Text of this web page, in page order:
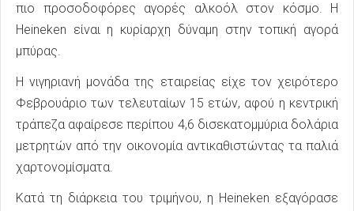
πιο προσοδοφόρες αγορές αλκοόλ στον κόσμο. Η
Heineken είναι η κυρίαρχη δύναμη στην τοπική αγορά
μπύρας.
Η νιγηριανή μονάδα της εταιρείας είχε τον χειρότερο
Φεβρουάριο των τελευταίων 15 ετών, αφού η κεντρική
τράπεζα αφαίρεσε περίπου 4,6 δισεκατομμύρια δολάρια
μετρητών από την οικονομία αντικαθιστώντας τα παλιά
χαρτονομίσματα.
Κατά τη διάρκεια του τριμήνου, η Heineken εξαγόρασε